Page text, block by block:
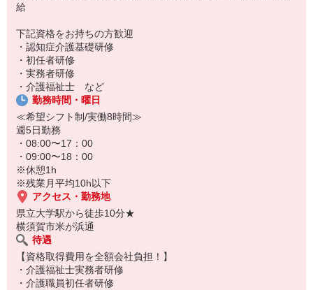
給
下記資格をお持ちの方歓迎
・認知症介護基礎研修
・初任者研修
・実務者研修
・介護福祉士 など
勤務時間・曜日
≪希望シフト制/実働8時間≫
週5日勤務
・08:00〜17：00
・09:00〜18：00
※休憩1h
※残業月平均10h以下
アクセス・勤務地
県立大学駅から徒歩10分★
横須賀市米が浜通
待遇
【資格取得費用を全額会社負担！】
・介護福祉士実務者研修
・介護職員初任者研修